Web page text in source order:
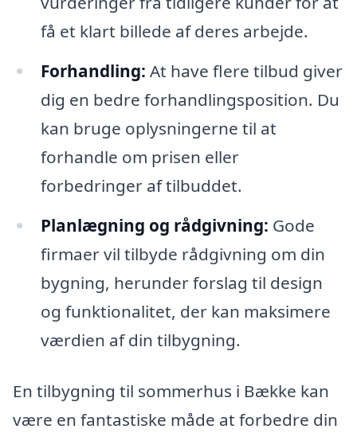
få et klart billede af deres arbejde.
Forhandling: At have flere tilbud giver
dig en bedre forhandlingsposition. Du
kan bruge oplysningerne til at
forhandle om prisen eller
forbedringer af tilbuddet.
Planlægning og rådgivning: Gode
firmaer vil tilbyde rådgivning om din
bygning, herunder forslag til design
og funktionalitet, der kan maksimere
værdien af din tilbygning.
En tilbygning til sommerhus i Bække kan
være en fantastiske måde at forbedre din